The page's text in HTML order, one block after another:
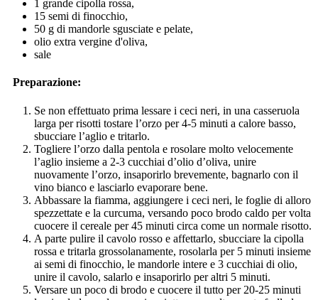
1 grande cipolla rossa,
15 semi di finocchio,
50 g di mandorle sgusciate e pelate,
olio extra vergine d'oliva,
sale
Preparazione:
Se non effettuato prima lessare i ceci neri, in una casseruola
larga per risotti tostare l’orzo per 4-5 minuti a calore basso,
sbucciare l’aglio e tritarlo.
Togliere l’orzo dalla pentola e rosolare molto velocemente
l’aglio insieme a 2-3 cucchiai d’olio d’oliva, unire
nuovamente l’orzo, insaporirlo brevemente, bagnarlo con il
vino bianco e lasciarlo evaporare bene.
Abbassare la fiamma, aggiungere i ceci neri, le foglie di alloro
spezzettate e la curcuma, versando poco brodo caldo per volta
cuocere il cereale per 45 minuti circa come un normale risotto.
A parte pulire il cavolo rosso e affettarlo, sbucciare la cipolla
rossa e tritarla grossolanamente, rosolarla per 5 minuti insieme
ai semi di finocchio, le mandorle intere e 3 cucchiai di olio,
unire il cavolo, salarlo e insaporirlo per altri 5 minuti.
Versare un poco di brodo e cuocere il tutto per 20-25 minuti